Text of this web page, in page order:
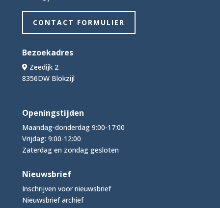
CONTACT FORMULIER
Bezoekadres
Zeedijk 2
8356DW Blokzijl
Openingstijden
Maandag-donderdag 9:00-17:00
Vrijdag: 9:00-12:00
Zaterdag en zondag gesloten
Nieuwsbrief
Inschrijven voor nieuwsbrief
Nieuwsbrief archief